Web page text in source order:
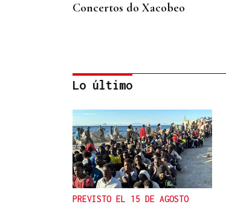
Concertos do Xacobeo
IMPULSO AL TEJIDO
EMPRESARIAL
La Asociación Empresarial
de Valdeorras (AEVA)
continuará apostando por
Lo último
PREVISTO EL 15 DE AGOSTO